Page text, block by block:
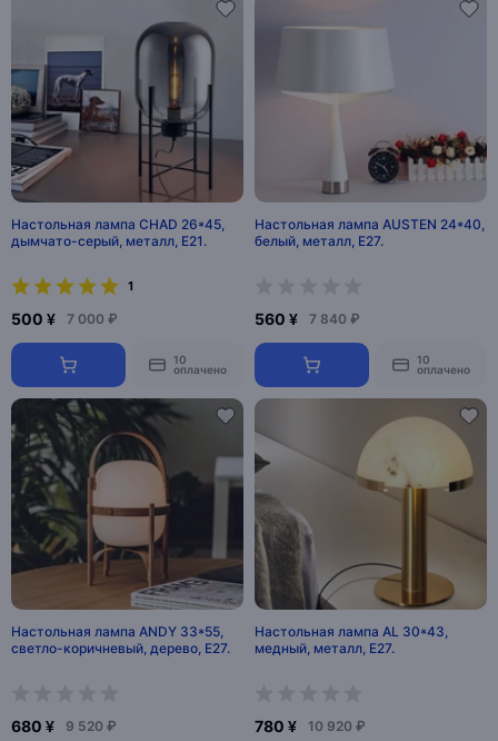
Настольная лампа CHAD 26*45,
дымчато-серый, металл, Е21.
1
500 ¥ 7 000 ₽
10
оплачено
Настольная лампа AUSTEN 24*40,
белый, металл, Е27.
560 ¥ 7 840 ₽
10
оплачено
Настольная лампа ANDY 33*55,
светло-коричневый, дерево, Е27.
680 ¥ 9 520 ₽
Настольная лампа AL 30*43,
медный, металл, Е27.
780 ¥ 10 920 ₽